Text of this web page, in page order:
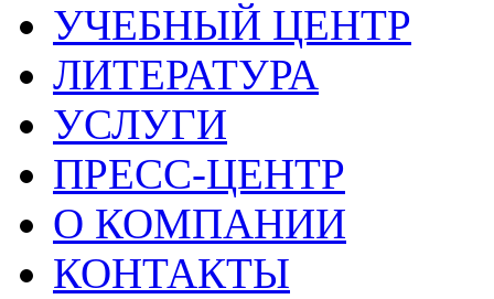
УЧЕБНЫЙ ЦЕНТР
ЛИТЕРАТУРА
УСЛУГИ
ПРЕСС-ЦЕНТР
О КОМПАНИИ
КОНТАКТЫ